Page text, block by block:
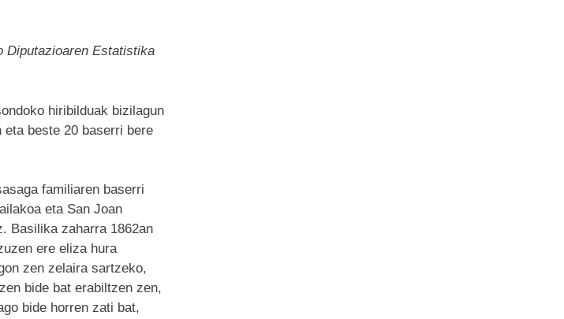
Diputazioaren Estatistika
hiribilduak bizilagun
eta beste 20 baserri bere
familiaren baserri
eta San Joan
Basilika zaharra 1862an
ere eliza hura
zen zelaira sartzeko,
bide bat erabiltzen zen,
bide horren zati bat,